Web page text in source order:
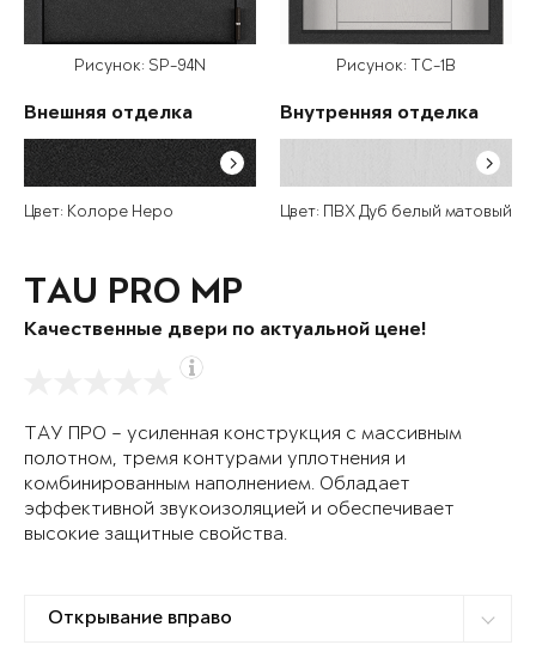
Рисунок: SP-94N
Внешняя отделка
Цвет: Колоре Неро
Рисунок: TC-1B
Внутренняя отделка
Цвет: ПВХ Дуб белый матовый
TAU PRO MP
Качественные двери по актуальной цене!
ТАУ ПРО – усиленная конструкция с массивным
полотном, тремя контурами уплотнения и
комбинированным наполнением. Обладает
эффективной звукоизоляцией и обеспечивает
высокие защитные свойства.